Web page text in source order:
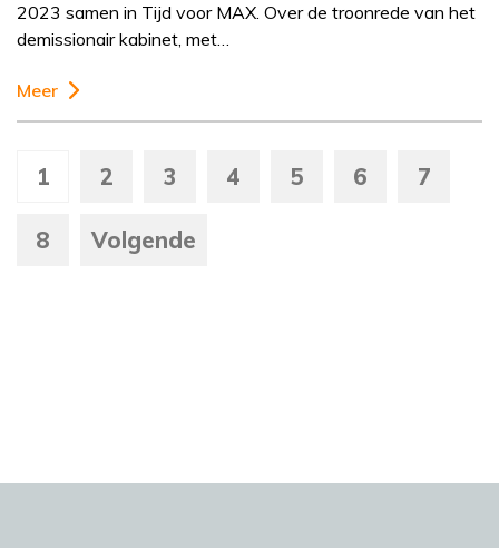
2023 samen in Tijd voor MAX. Over de troonrede van het
demissionair kabinet, met…
Meer
1 2 3 4 5 6 7
8 Volgende